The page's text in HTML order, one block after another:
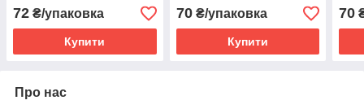
72 ₴/упаковка
Купити
70₴/упаковка
Купити
70
Про нас